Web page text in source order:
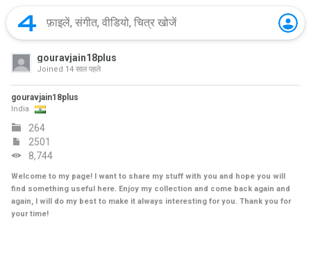
gouravjain18plus
Joined 14 साल पहले
gouravjain18plus
India
264
2501
8,744
Welcome to my page! I want to share my stuff with you and hope you will
find something useful here. Enjoy my collection and come back again and
again, I will do my best to make it always interesting for you. Thank you for
your time!